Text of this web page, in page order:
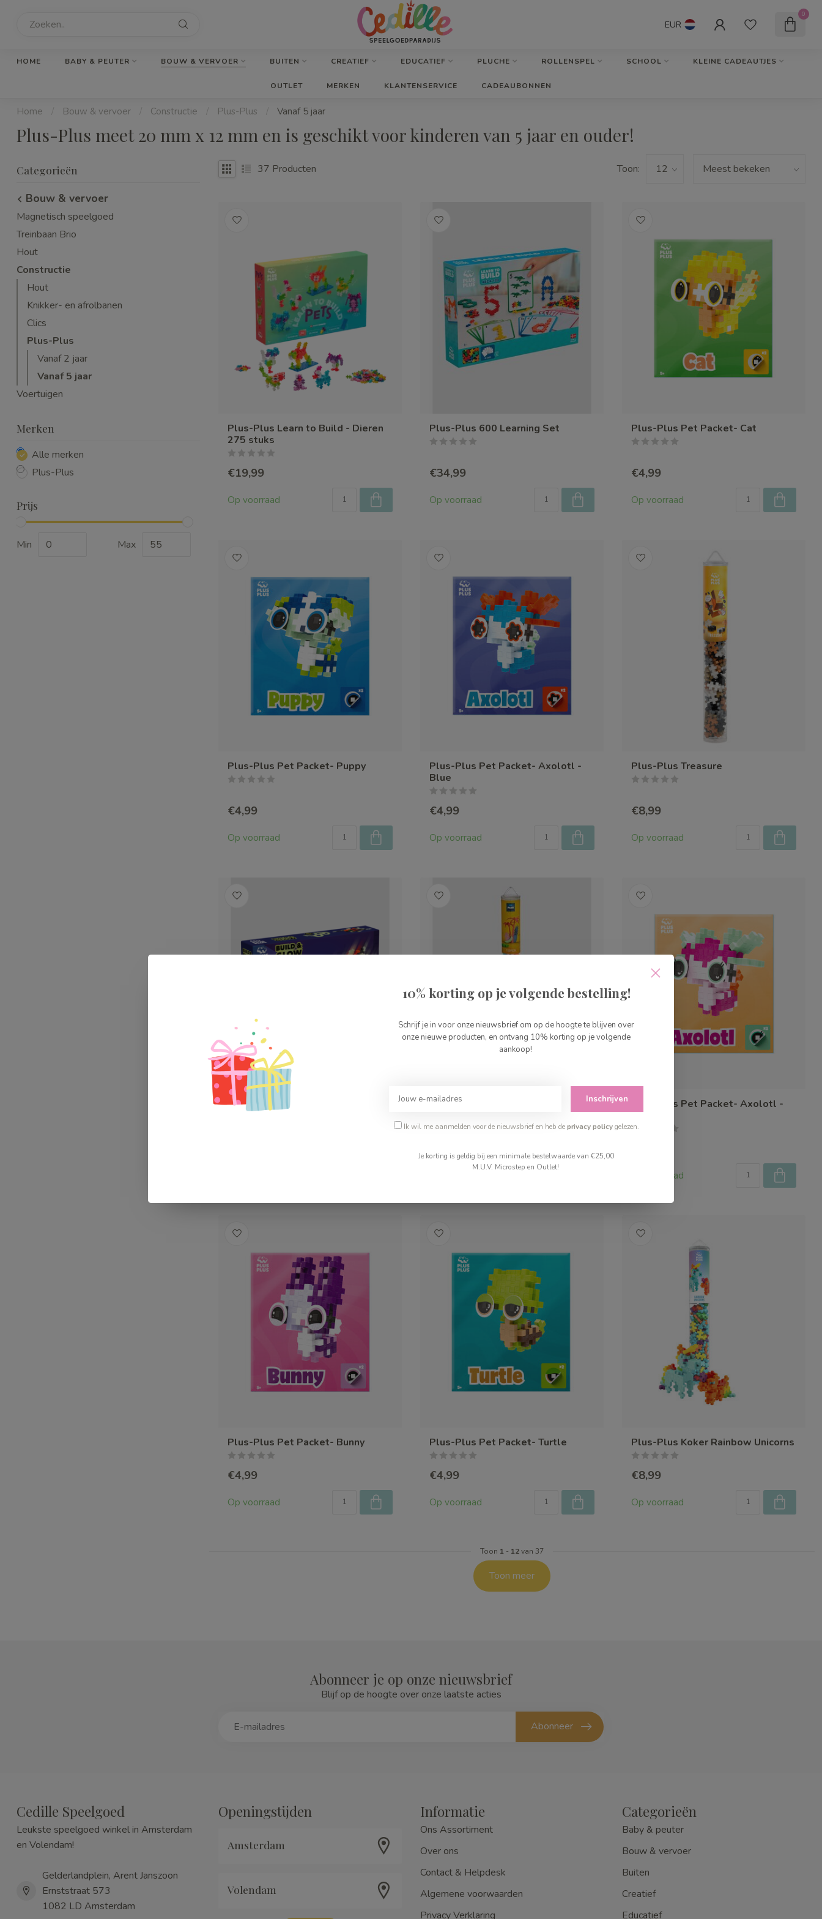
EUR
0
HOME BABY & PEUTER BOUW & VERVOER BUITEN CREATIEF EDUCATIEF PLUCHE ROLLENSPEL SCHOOL KLEINE CADEAUTJES
OUTLET MERKEN KLANTENSERVICE CADEAUBONNEN
Home / Bouw & vervoer / Constructie / Plus-Plus / Vanaf 5 jaar
Plus-Plus meet 20 mm x 12 mm en is geschikt voor kinderen van 5 jaar en ouder!
Categorieën
Bouw & vervoer
Magnetisch speelgoed
Treinbaan Brio
Hout
Constructie
Hout
Knikker- en afrolbanen
Clics
Plus-Plus
Vanaf 2 jaar
Vanaf 5 jaar
Voertuigen
Merken
Alle merken
Plus-Plus
Prijs
Min Max
37 Producten Toon:
Plus-Plus Learn to Build - Dieren
275 stuks
€19,99
Op voorraad
Plus-Plus 600 Learning Set
€34,99
Op voorraad
Plus-Plus Pet Packet- Cat
€4,99
Op voorraad
Plus-Plus Pet Packet- Puppy
€4,99
Op voorraad
Plus-Plus Pet Packet- Axolotl -
Blue
€4,99
Op voorraad
Plus-Plus Treasure
€8,99
Op voorraad
Plus-Plus 360 Glow Plus-Plus Koker Tropical
Plus-Plus Pet Packet- Axolotl -
Pink
Op voorraad
Plus-Plus Pet Packet- Bunny
€4,99
Op voorraad
Plus-Plus Pet Packet- Turtle
€4,99
Op voorraad
Plus-Plus Koker Rainbow Unicorns
€8,99
Op voorraad
Toon 1 - 12van 37
Toon meer
Abonneer je op onze nieuwsbrief
Blijf op de hoogte over onze laatste acties
Abonneer
Cedille Speelgoed
Leukste speelgoed winkel in Amsterdam
en Volendam!
Gelderlandplein, Arent Janszoon
Ernststraat 573
1082 LD Amsterdam
Openingstijden
Amsterdam
Volendam
Informatie
Ons Assortiment
Over ons
Contact & Helpdesk
Algemene voorwaarden
Privacy Verklaring
Categorieën
Baby & peuter
Bouw & vervoer
Buiten
Creatief
Educatief
10% korting op je volgende bestelling!
Schrijf je in voor onze nieuwsbrief om op de hoogte te blijven over
onze nieuwe producten, en ontvang 10% korting op je volgende
aankoop!
Inschrijven
Ik wil me aanmelden voor de nieuwsbrief en heb deprivacy policygelezen.
Je korting is geldig bij een minimale bestelwaarde van €25,00
M.U.V. Microstep en Outlet!